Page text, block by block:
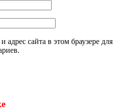
адрес сайта в этом браузере для